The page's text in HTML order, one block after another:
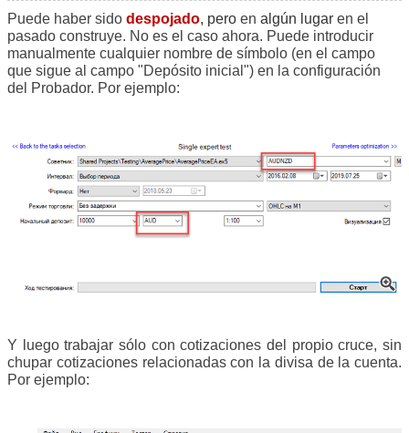
Puede haber sido despojado, pero en algún lugar en el
pasado construye. No es el caso ahora. Puede introducir
manualmente cualquier nombre de símbolo (en el campo
que sigue al campo "Depósito inicial") en la configuración
del Probador. Por ejemplo:
Y luego trabajar sólo con cotizaciones del propio cruce, sin
chupar cotizaciones relacionadas con la divisa de la cuenta.
Por ejemplo: